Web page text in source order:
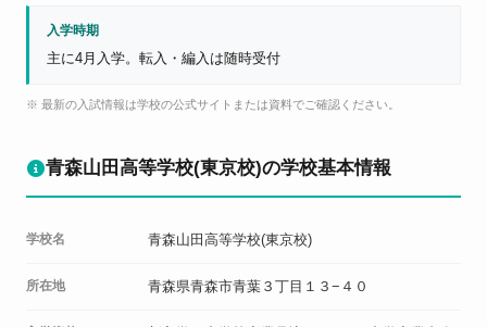
入学時期
主に4月入学。転入・編入は随時受付
※ 最新の入試情報は学校の公式サイトまたは資料でご確認ください。
青森山田高等学校(東京校)の学校基本情報
学校名 青森山田高等学校(東京校)
所在地 青森県青森市青葉３丁目１３−４０